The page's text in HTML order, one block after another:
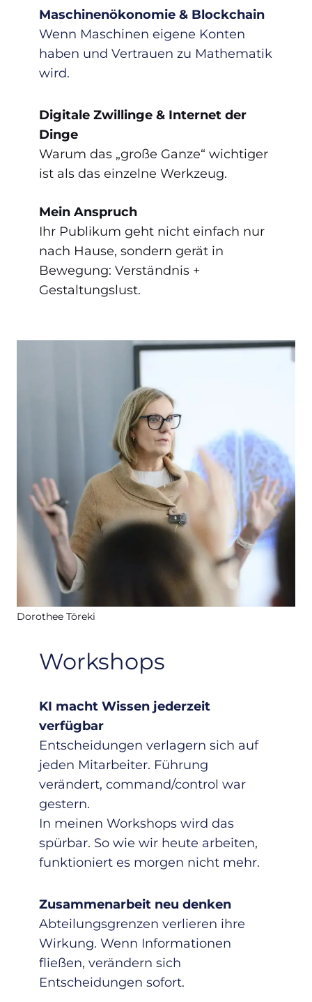
Maschinenökonomie & Blockchain
Wenn Maschinen eigene Konten
haben und Vertrauen zu Mathematik
wird.
Digitale Zwillinge & Internet der
Dinge
Warum das „große Ganze“ wichtiger
ist als das einzelne Werkzeug.
Mein Anspruch
Ihr Publikum geht nicht einfach nur
nach Hause, sondern gerät in
Bewegung: Verständnis +
Gestaltungslust.
Dorothee Töreki
Workshops
KI macht Wissen jederzeit
verfügbar
Entscheidungen verlagern sich auf
jeden Mitarbeiter. Führung
verändert, command/control war
gestern.
In meinen Workshops wird das
spürbar. So wie wir heute arbeiten,
funktioniert es morgen nicht mehr.
Zusammenarbeit neu denken
Abteilungsgrenzen verlieren ihre
Wirkung. Wenn Informationen
fließen, verändern sich
Entscheidungen sofort.